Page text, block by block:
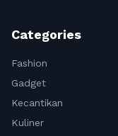
Categories
Fashion
Gadget
Kecantikan
Kuliner